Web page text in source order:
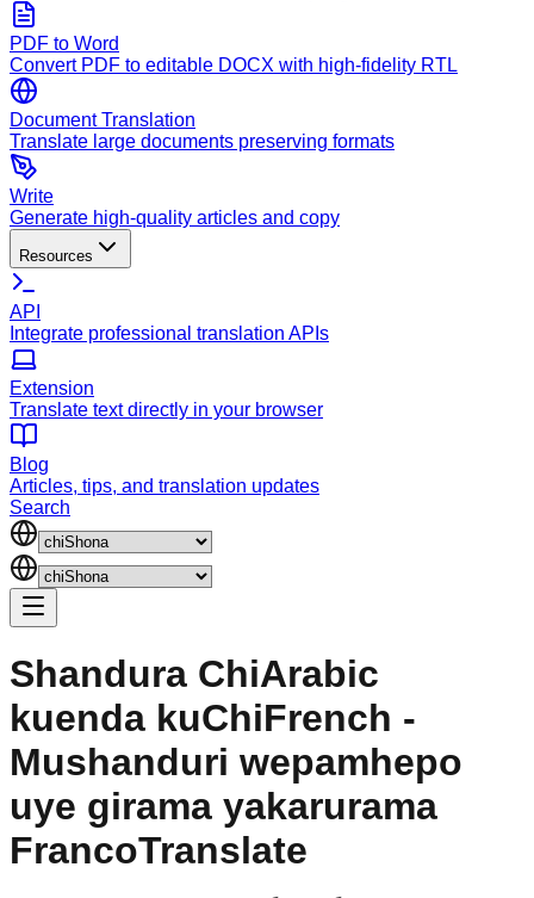
PDF to Word
Convert PDF to editable DOCX with high-fidelity RTL
Document Translation
Translate large documents preserving formats
Write
Generate high-quality articles and copy
Resources
API
Integrate professional translation APIs
Extension
Translate text directly in your browser
Blog
Articles, tips, and translation updates
Search
Shandura ChiArabic
kuenda kuChiFrench -
Mushanduri wepamhepo
uye girama yakarurama
FrancoTranslate